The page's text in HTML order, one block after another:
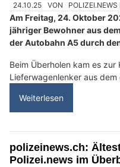
24.10.25 VON
Am Freitag, 24. Oktober
jähriger Bewohner aus
der Autobahn A5 durch
Beim Überholen kam es zur
Lieferwagenlenker aus dem
Weiterlesen
polizeinews.ch:
Polizei.news im